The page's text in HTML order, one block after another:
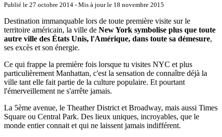
Publié le 27 octobre 2014 - Mis à jour le 18 novembre 2015
Destination immanquable lors de toute première visite sur le
territoire américain, la ville de New York symbolise plus que toute
autre ville des États Unis, l'Amérique, dans toute sa démesure,
ses excès et son énergie.
Ce qui frappe la première fois lorsque tu visites NYC et plus
particulièrement Manhattan, c'est la sensation de connaître déjà la
ville tant elle fait partie de la culture populaire. Et pourtant
l'émerveillement ne s'arrête jamais.
La 5ème avenue, le Theather District et Broadway, mais aussi Times
Square ou Central Park. Des lieux uniques, incroyables, que le
monde entier connait et qui ne laissent jamais indifférent.